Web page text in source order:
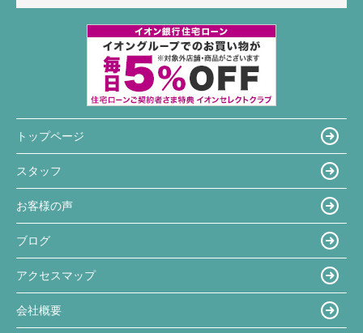
トップページ
スタッフ
お客様の声
ブログ
アクセスマップ
会社概要